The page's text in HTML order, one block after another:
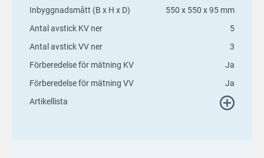
Inbyggnadsmått (B x H x D)
550 x 550 x 95 mm
Antal avstick KV ner
5
Antal avstick VV ner
3
Förberedelse för mätning KV
Ja
Förberedelse för mätning VV
Ja
Artikellista